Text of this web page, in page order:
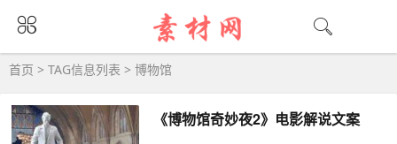
博物馆大全 - 博物馆相关资源下载
首页 > TAG信息列表 > 博物馆
《博物馆奇妙夜2》电影解说文案